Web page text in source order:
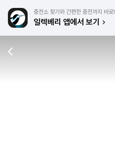
충전소 찾기와 간편한 충전까지 바로!
일렉베리 앱에서 보기